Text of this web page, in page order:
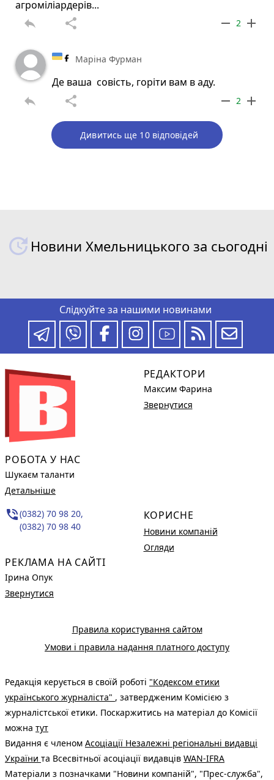
агроміліардерів...
reply share remove 2 add
Маріна Фурман
Де ваша совість, горіти вам в аду.
reply share remove 2 add
Дивитись ще 10 відповідей
Новини Хмельницького за сьогодні
Слідкуйте за нашими новинами
РОБОТА У НАС
Шукаєм таланти
Детальніше
phone_in_talk(0382) 70 98 20,
(0382) 70 98 40
РЕКЛАМА НА САЙТІ
Ірина Опук
Звернутися
РЕДАКТОРИ
Максим Фарина
Звернутися
КОРИСНЕ
Новини компаній
Огляди
Правила користування сайтом
Умови і правила надання платного доступу
Редакція керується в своїй роботі "Кодексом етики
українського журналіста" , затвердженим Комісією з
журналістської етики. Поскаржитись на матеріал до Комісії
можна тут
Видання є членом Асоціації Незалежні регіональні видавці
України та Всесвітньої асоціації видавців WAN-IFRA
Матеріали з позначками "Новини компаній", "Прес-служба",